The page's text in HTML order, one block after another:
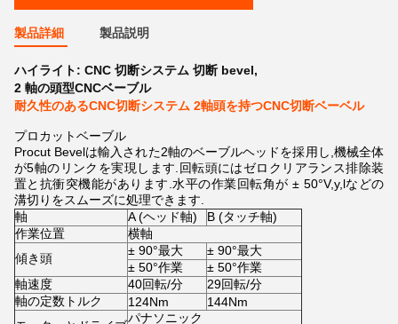
製品詳細 製品説明
ハイライト: CNC 切断システム 切断 bevel,
2 軸の頭型CNCベーブル
耐久性のあるCNC切断システム 2軸頭を持つCNC切断ベーベル
プロカットベーブル
Procut Bevelは輸入された2軸のベーブルヘッドを採用し,機械全体
が5軸のリンクを実現します.回転頭にはゼロクリアランス排除装
置と抗衝突機能があります.水平の作業回転角が ± 50°V,y,lなどの
溝切りをスムーズに処理できます.
軸
A (ヘッド軸)
B (タッチ軸)
作業位置
横軸
傾き頭
± 90°最大
± 90°最大
± 50°作業
± 50°作業
軸速度
40回転/分
29回転/分
軸の定数トルク
124Nm
144Nm
パナソニック